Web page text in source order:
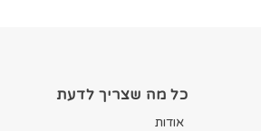
כל מה שצריך לדעת
אודות